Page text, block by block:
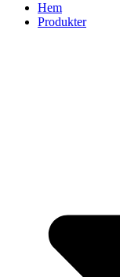
Hem
Produkter